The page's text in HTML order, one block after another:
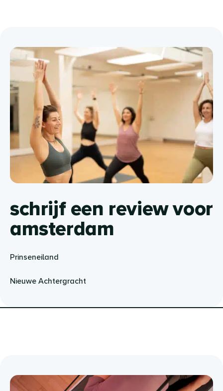
schrijf een review voor
amsterdam
Prinseneiland
Nieuwe Achtergracht